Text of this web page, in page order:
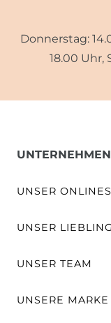
Donnerstag:
18.00 Uhr,
UNTERNEHMEN
UNSER
UNSER
UNSER TEAM
UNSERE MARKE